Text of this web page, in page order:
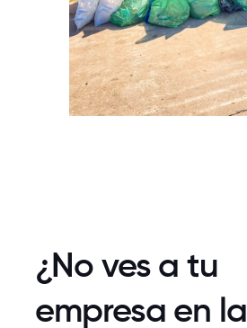
¿No ves a tu
empresa en la